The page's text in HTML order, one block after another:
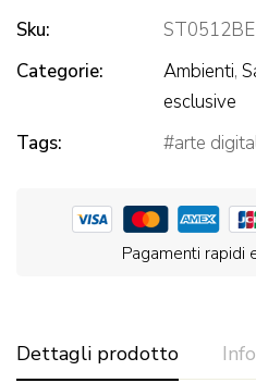
Sku:
ST0512BE
Categorie:
Ambienti,
esclusive
Tags:
arte
Pagamenti rapidi
Dettagli prodotto